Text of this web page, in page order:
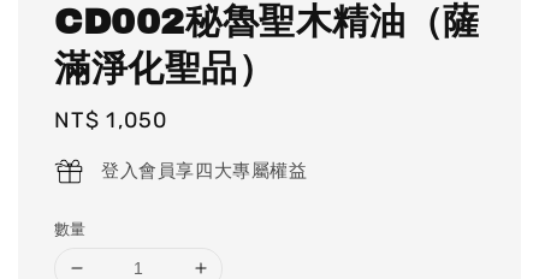
CD002秘魯聖木精油（薩
滿淨化聖品）
Regular
price
NT$ 1,050
登入會員享四大專屬權益
數量